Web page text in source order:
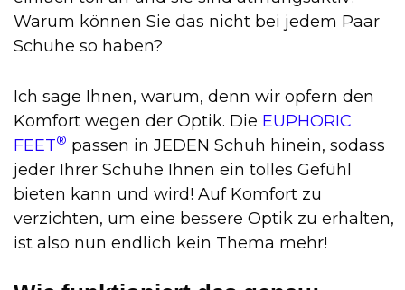
Warum können Sie das nicht bei jedem Paar
Schuhe so haben?
Ich sage Ihnen, warum, denn wir opfern den
Komfort wegen der Optik. Die EUPHORIC
FEET® passen in JEDEN Schuh hinein, sodass
jeder Ihrer Schuhe Ihnen ein tolles Gefühl
bieten kann und wird! Auf Komfort zu
verzichten, um eine bessere Optik zu erhalten,
ist also nun endlich kein Thema mehr!